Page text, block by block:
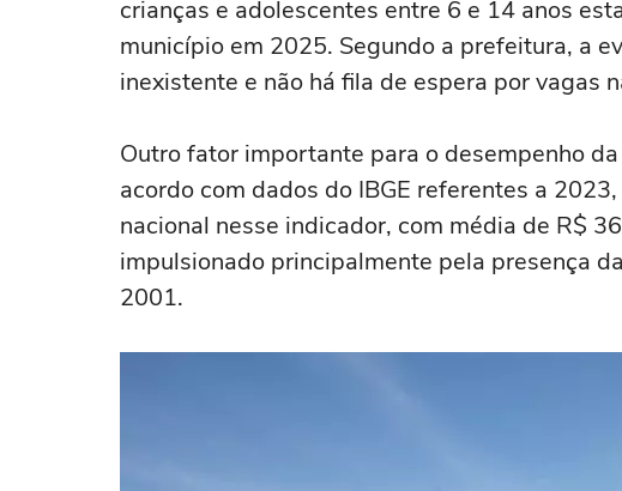
crianças e adolescentes entre 6 e 14 anos
município em 2025. Segundo a prefeitura, a
inexistente e não há fila de espera por vagas
Outro fator importante para o desempenho
acordo com dados do IBGE referentes a
nacional nesse indicador, com média de R$
impulsionado principalmente pela presença
2001.